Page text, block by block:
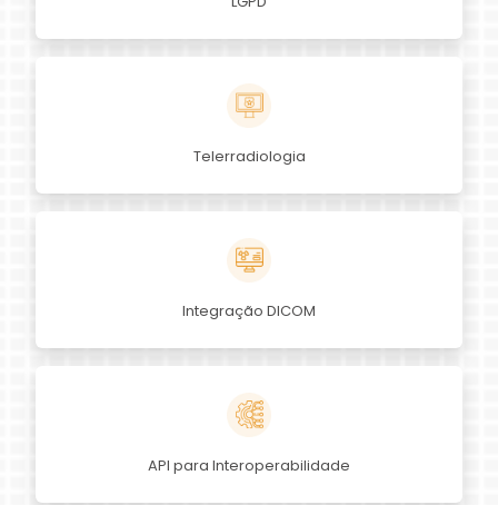
Telerradiologia
Integração DICOM
API para Interoperabilidade